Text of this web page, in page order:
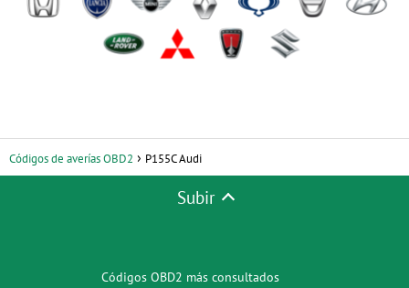
Códigos de averías OBD2 P155C Audi
Subir
Códigos OBD2 más consultados